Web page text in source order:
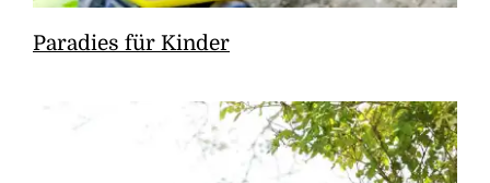
Paradies für Kinder